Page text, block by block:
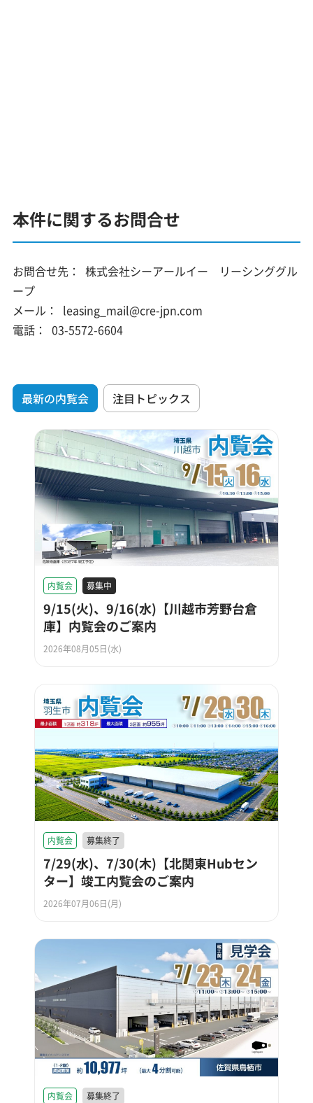
本件に関するお問合せ
お問合せ先：
株式会社シーアールイー リーシンググル
ープ
メール：
leasing_mail@cre-jpn.com
電話：
03-5572-6604
最新の内覧会 注目トピックス
内覧会 募集中
9/15(火)、9/16(水)【川越市芳野台倉
庫】内覧会のご案内
2026年08月05日(水)
内覧会 募集終了
7/29(水)、7/30(木)【北関東Hubセン
ター】竣工内覧会のご案内
2026年07月06日(月)
内覧会 募集終了